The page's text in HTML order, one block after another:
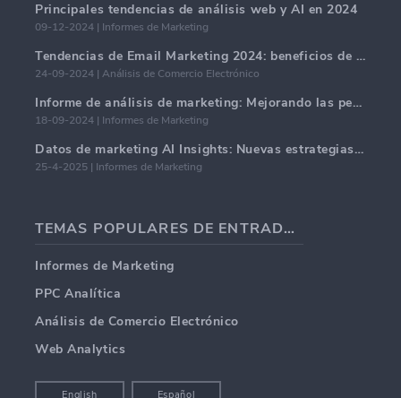
Principales tendencias de análisis web y AI en 2024
09-12-2024 | Informes de Marketing
Tendencias de Email Marketing 2024: beneficios de la hiper-personalización
24-09-2024 | Análisis de Comercio Electrónico
Informe de análisis de marketing: Mejorando las perspectivas comerciales
18-09-2024 | Informes de Marketing
Datos de marketing AI Insights: Nuevas estrategias comerciales para 2024
25-4-2025 | Informes de Marketing
TEMAS POPULARES DE ENTRADAS DE BLOG
Informes de Marketing
PPC Analítica
Análisis de Comercio Electrónico
Web Analytics
English Español